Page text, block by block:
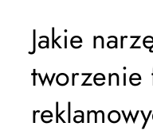
Jakie